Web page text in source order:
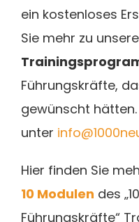
ein kostenloses
Sie mehr zu
Führungskräfte,
gewünscht
unter
Hier finden Sie
10 Modulen des
Führungskräfte“